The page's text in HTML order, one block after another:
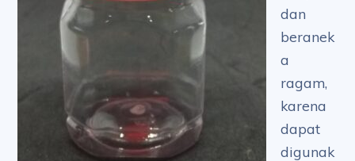
dan
beranek
a
ragam,
karena
dapat
digunak